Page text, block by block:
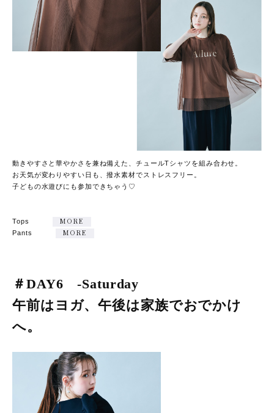
動きやすさと華やかさを兼ね備えた、チュールTシャツを組み合わせ。
お天気が変わりやすい日も、撥水素材でストレスフリー。
子どもの水遊びにも参加できちゃう♡
Tops MORE
Pants MORE
＃DAY6 -Saturday
午前はヨガ、午後は家族でおでかけ
へ。